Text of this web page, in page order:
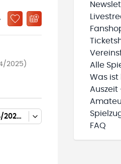
WIRD
ZU „MEINE TEAMS“ HINZUFÜGEN
2025)
Frauen Entscheidungsspiele zur Verbandsliga (Hallenrunde 2024/2025)
Alle
Was ist
Auszeit
FAQ